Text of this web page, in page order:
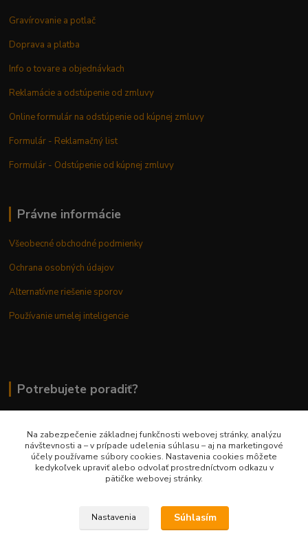
Gravírovanie a potlač
Doprava a platba
Info o tovare a objednávkach
Reklamácie a odstúpenie od zmluvy
Online formulár na odstúpenie od kúpnej zmluvy
Formulár - Reklamačný list
Formulár - Odstúpenie od kúpnej zmluvy
Právne informácie
Všeobecné obchodné podmienky
Ochrana osobných údajov
Alternatívne riešenie sporov
Používanie umelej inteligencie
Potrebujete poradiť?
0948 236 042
info@margaretkashop.sk
Na zabezpečenie základnej funkčnosti webovej stránky, analýzu
návštevnosti a – v prípade udelenia súhlasu – aj na marketingové
účely používame súbory cookies. Nastavenia cookies môžete
kedykoľvek upraviť alebo odvolať prostredníctvom odkazu v
pätičke webovej stránky.
Nastavenia Súhlasím